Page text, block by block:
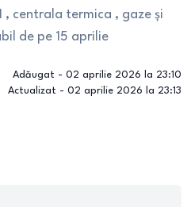
centrala termica , gaze și
de pe 15 aprilie
Adăugat - 02 aprilie 2026 la 23:10
Actualizat - 02 aprilie 2026 la 23:13